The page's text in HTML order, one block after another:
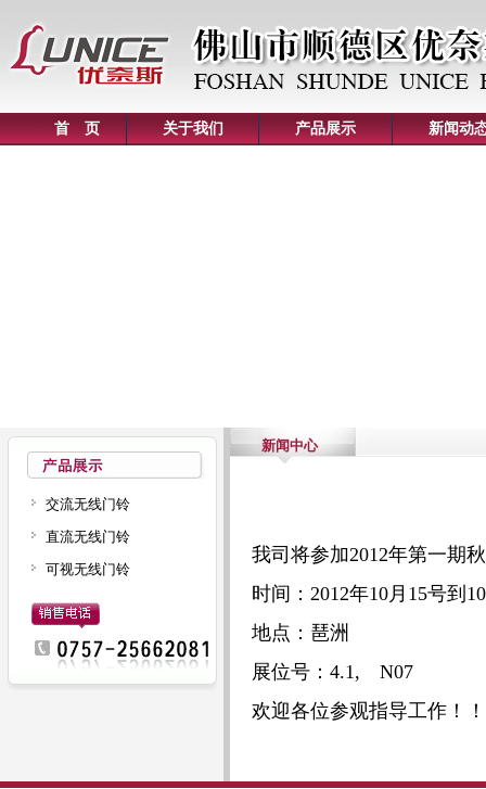
首 页 关于我们 产品展示 新闻动
交流无线门铃
直流无线门铃
可视无线门铃
新闻中心
我司将参加2012年第一期
时间：2012年10月15号到
地点：琶洲
展位号：4.1, N07
欢迎各位参观指导工作！！